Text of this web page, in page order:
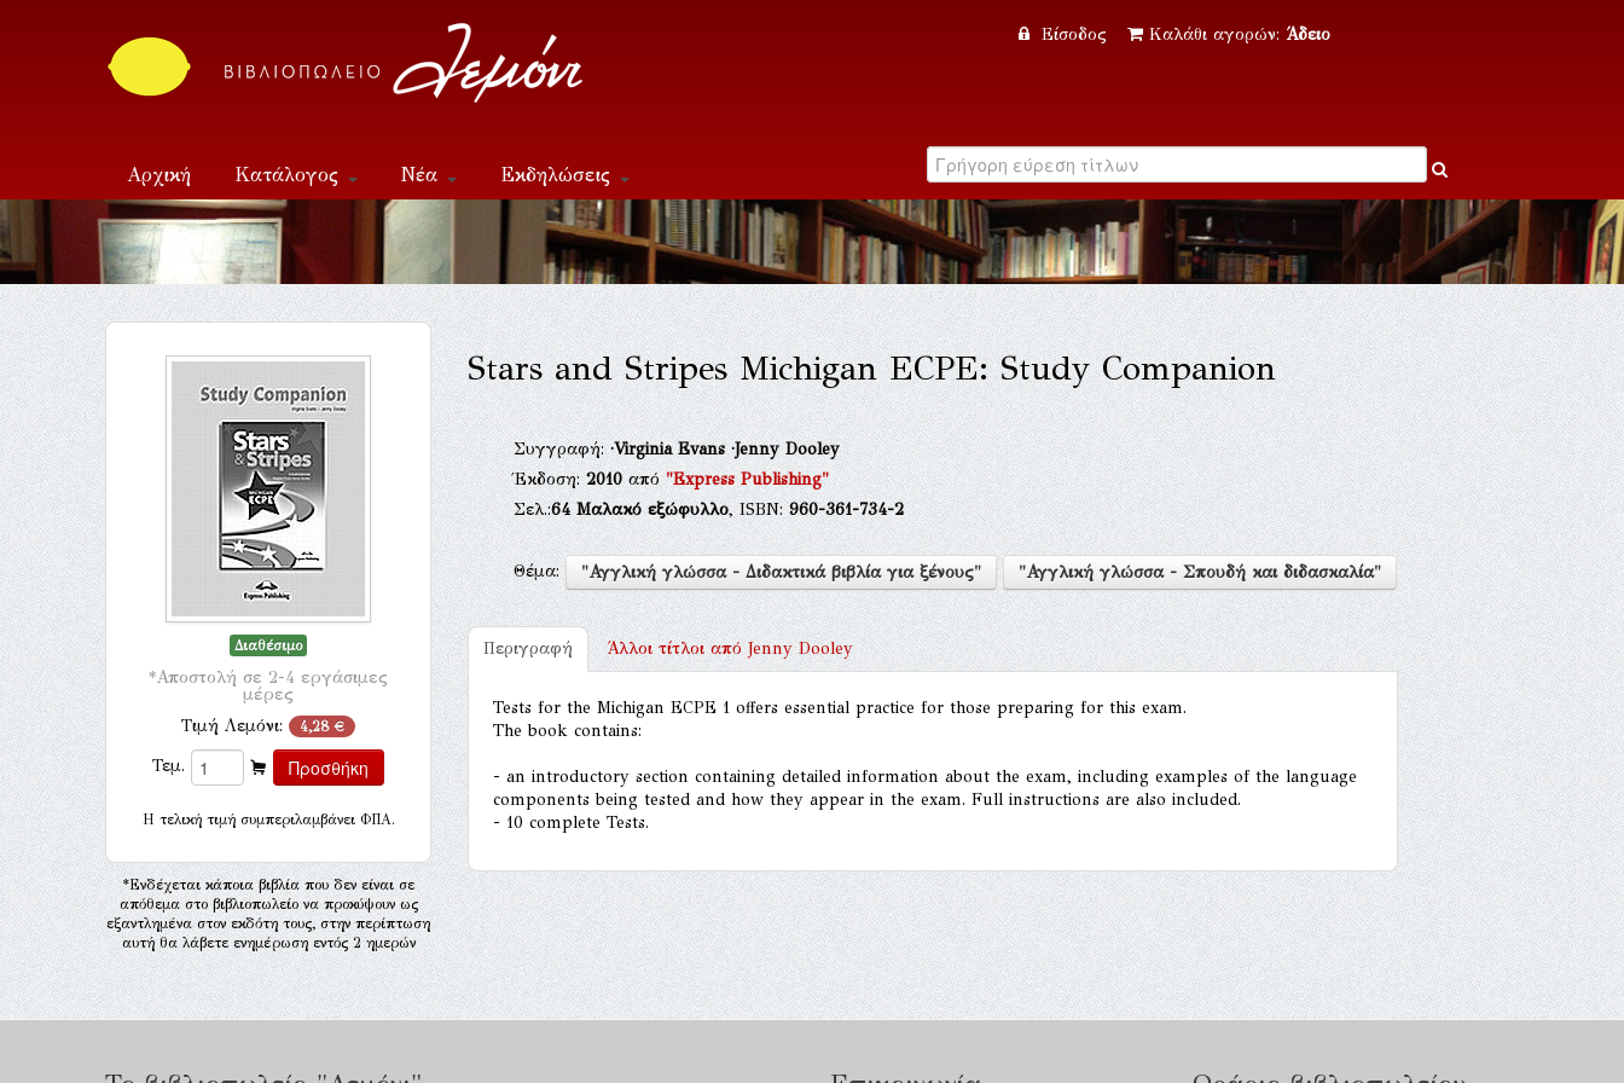
Είσοδος Καλάθι αγορών: Άδειο
Αρχική Κατάλογος Νέα Εκδηλώσεις
Επικοινωνία
Διαθέσιμο
*Αποστολή σε 2-4 εργάσιμες
μέρες
Τιμή Λεμόνι: 4,28 €
Τεμ.
H τελική τιμή συμπεριλαμβάνει ΦΠΑ.
*Ενδέχεται κάποια βιβλία που δεν είναι σε
απόθεμα στο βιβλιοπωλείο να προκύψουν ως
εξαντλημένα στον εκδότη τους, στην περίπτωση
αυτή θα λάβετε ενημέρωση εντός 2 ημερών
Stars and Stripes Michigan ECPE: Study Companion
Συγγραφή:·Virginia Evans·Jenny Dooley
Έκδοση:2010από"Express Publishing"
Σελ.:64 Μαλακό εξώφυλλο, ISBN:960-361-734-2
Θέμα: "Αγγλική γλώσσα - Διδακτικά βιβλία για ξένους" "Αγγλική γλώσσα - Σπουδή και διδασκαλία"
Περιγραφή Άλλοι τίτλοι απόJenny Dooley
Tests for the Michigan ECPE 1 offers essential practice for those preparing for this exam.
The book contains:
- an introductory section containing detailed information about the exam, including examples of the language
components being tested and how they appear in the exam. Full instructions are also included.
- 10 complete Tests.